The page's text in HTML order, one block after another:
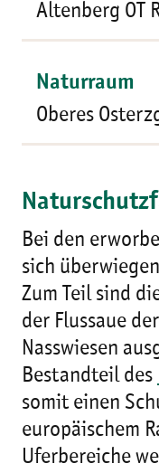
Altenberg OT
Naturraum
Oberes
Bei den
sich
Zum Teil sind
der Flussaue
Nasswiesen
Bestandteil des
somit einen
europäischem
Uferbereiche